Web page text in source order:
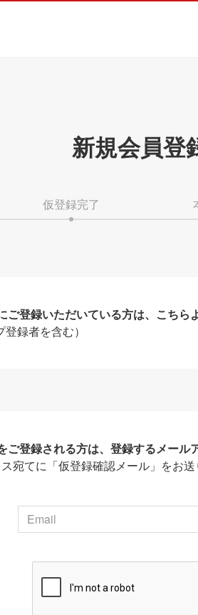
新規会員登
仮登録完了
ご登録いただいている方は、こちら
録者を含む）
登録される方は、登録するメール
宛てに「仮登録確認メール」をお